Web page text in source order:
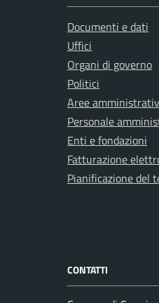
Documenti e dati
Uffici
Organi di governo
Politici
Aree
Personale
Enti e fondazioni
Fatturazione
Pianificazione del
CONTATTI